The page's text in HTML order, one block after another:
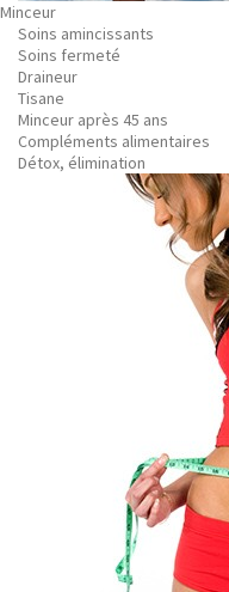
Minceur
Soins amincissants
Soins fermeté
Draineur
Tisane
Minceur après 45 ans
Compléments alimentaires
Détox, élimination